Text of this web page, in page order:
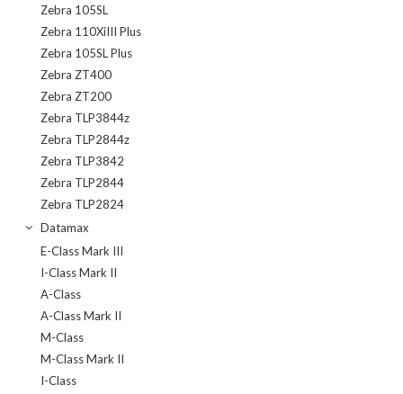
Zebra 105SL
Zebra 110XiIII Plus
Zebra 105SL Plus
Zebra ZT400
Zebra ZT200
Zebra TLP3844z
Zebra TLP2844z
Zebra TLP3842
Zebra TLP2844
Zebra TLP2824
Datamax
E-Class Mark III
I-Class Mark II
A-Class
A-Class Mark II
M-Class
M-Class Mark II
I-Class